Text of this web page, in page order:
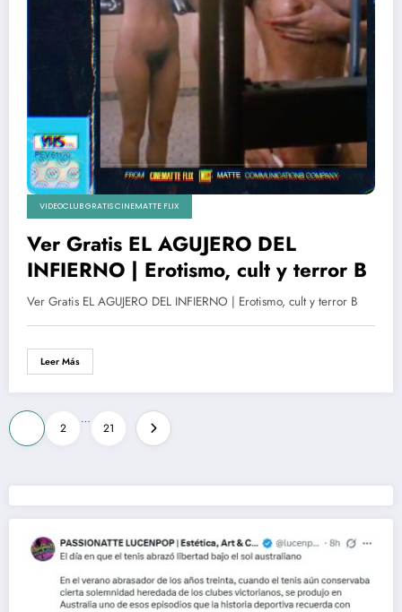
VIDEOCLUB GRATIS CINEMATTE FLIX
Ver Gratis EL AGUJERO DEL
INFIERNO | Erotismo, cult y terror B
Ver Gratis EL AGUJERO DEL INFIERNO | Erotismo, cult y terror B
Leer Más
Paginación
de
entradas
2
…
21